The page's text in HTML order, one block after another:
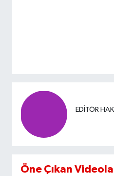
EDITÖR
Öne Çıkan